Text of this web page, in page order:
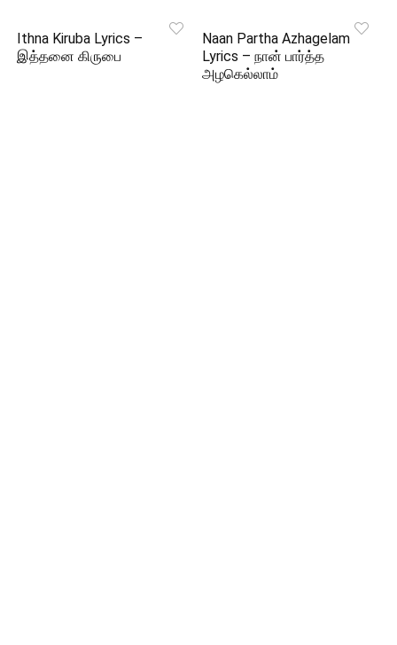
Ithna Kiruba Lyrics –
இத்தனை கிருபை
Naan Partha Azhagelam
Lyrics – நான் பார்த்த
அழகெல்லாம்